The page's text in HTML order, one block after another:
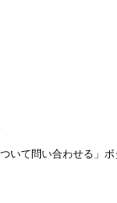
て問い合わせる」